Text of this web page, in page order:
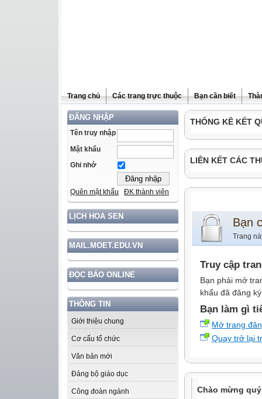
Trang chủ Các trang trực thuộc Bạn cần biết
ĐĂNG NHẬP
Tên truy nhập
Mật khẩu
Ghi nhớ
Quên mật khẩu ĐK thành viên
LỊCH HOA SEN
MAIL.MOET.EDU.VN
ĐỌC BÁO ONLINE
THÔNG TIN
Giới thiệu chung
Cơ cấu tổ chức
Văn bản mới
Đảng bộ giáo dục
Công đoàn ngành
THỐNG KÊ KẾT
LIÊN KẾT CÁC
Bạn
Trang
Truy cập
Bạn phải mở
khẩu đã đăng
Bạn làm gì
Mở trang
Quay trở lại
Chào mừng quý